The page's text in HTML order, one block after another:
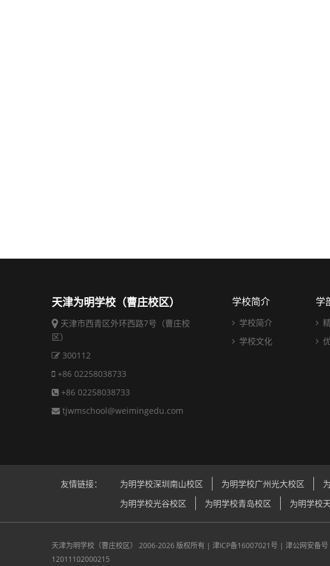
天津为明学校（曹庄校区）
天津市西青区外环西路7号（曹庄校
区）
300112
+86 02258038733
+86 02258038733
tjwmschool@weimingedu.com
学校简介
学校简介
学校文化
学
友情链接： 为明学校深圳南山校区 为明学校广州光大校区
为明学校光谷校区
为明学校青岛校区 为明学校
天津为明学校（曹庄校区） 2006-2026 版权所有 | 津ICP备16007021号 | 津公网安备号
12011102000215